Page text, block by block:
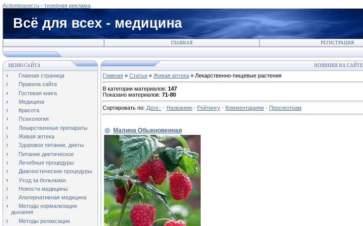
Actionteaser.ru - тизерная реклама
Всё для всех - медицина
ГЛАВНАЯ РЕГИСТРАЦИЯ
МЕНЮ САЙТА
Главная страница
Правила сайта
Гостевая книга
Медицина
Красота
Психология
Лекарственные препараты
Живая аптека
Здоровое питание, диеты
Питание диетическое
Лечебные процедуры
Диагностические процедуры
Уход за больными
Новости медицины
Альтернативная медицина
Методы нормализации
дыхания
Методы релаксации
НОВИНКИ НА САЙТЕ
Главная » Статьи » Живая аптека » Лекарственно-пищевые растения
В категории материалов: 147
Показано материалов: 71-80
Сортировать по: Дате · Названию · Рейтингу · Комментариям · Просмотрам
Малина Обыкновенная